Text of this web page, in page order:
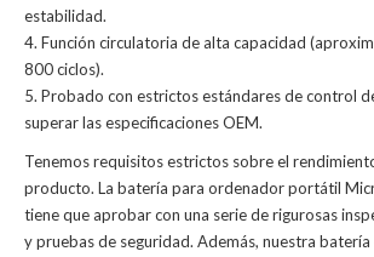
estabilidad.
4. Función circulatoria de alta capacidad
800 ciclos).
5. Probado con estrictos estándares de control
superar las especificaciones OEM.
Tenemos requisitos estrictos sobre el
producto. La batería para ordenador portátil
tiene que aprobar con una serie de rigurosas
y pruebas de seguridad. Además, nuestra